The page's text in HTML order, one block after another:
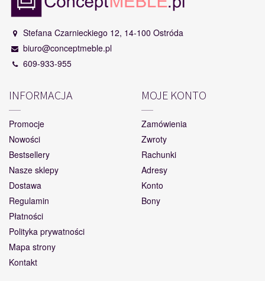
Stefana Czarnieckiego 12, 14-100 Ostróda
biuro@conceptmeble.pl
609-933-955
INFORMACJA
Promocje
Nowości
Bestsellery
Nasze sklepy
Dostawa
Regulamin
Płatności
Polityka prywatności
Mapa strony
Kontakt
MOJE KONTO
Zamówienia
Zwroty
Rachunki
Adresy
Konto
Bony